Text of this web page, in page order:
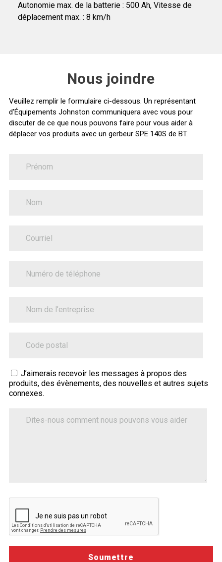
Autonomie max. de la batterie : 500 Ah, Vitesse de
déplacement max. : 8 km/h
Nous joindre
Veuillez remplir le formulaire ci-dessous. Un représentant
d’Équipements Johnston communiquera avec vous pour
discuter de ce que nous pouvons faire pour vous aider à
déplacer vos produits avec un gerbeur SPE 140S de BT.
joindre
Sitecore.Globalization.Translate.Text("contact-
tell-
us-
J’aimerais recevoir les messages à propos des
produits, des évènements, des nouvelles et autres sujets
connexes.